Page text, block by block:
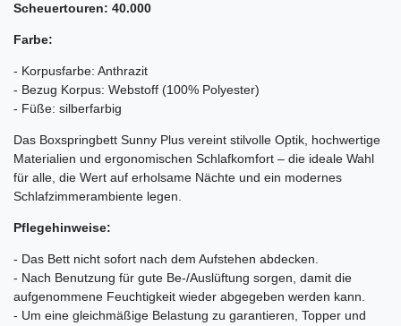
Scheuertouren: 40.000
Farbe:
- Korpusfarbe: Anthrazit
- Bezug Korpus: Webstoff (100% Polyester)
- Füße: silberfarbig
Das Boxspringbett Sunny Plus vereint stilvolle Optik, hochwertige
Materialien und ergonomischen Schlafkomfort – die ideale Wahl
für alle, die Wert auf erholsame Nächte und ein modernes
Schlafzimmerambiente legen.
Pflegehinweise:
- Das Bett nicht sofort nach dem Aufstehen abdecken.
- Nach Benutzung für gute Be-/Auslüftung sorgen, damit die
aufgenommene Feuchtigkeit wieder abgegeben werden kann.
- Um eine gleichmäßige Belastung zu garantieren, Topper und